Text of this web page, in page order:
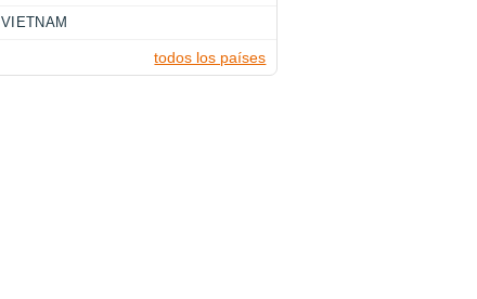
VIETNAM
todos los países